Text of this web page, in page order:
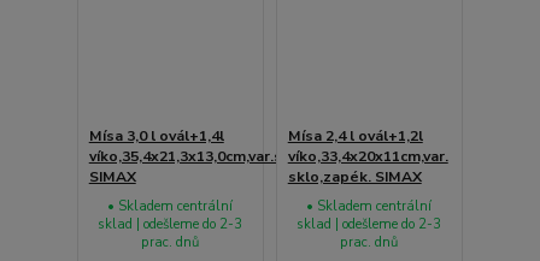
Mísa 3,0 l ovál+1,4l
víko,35,4x21,3x13,0cm,var.sklo,zapék.
SIMAX
• Skladem centrální
sklad | odešleme do 2-3
prac. dnů
Mísa 2,4 l ovál+1,2l
víko,33,4x20x11cm,var.
sklo,zapék. SIMAX
• Skladem centrální
sklad | odešleme do 2-3
prac. dnů